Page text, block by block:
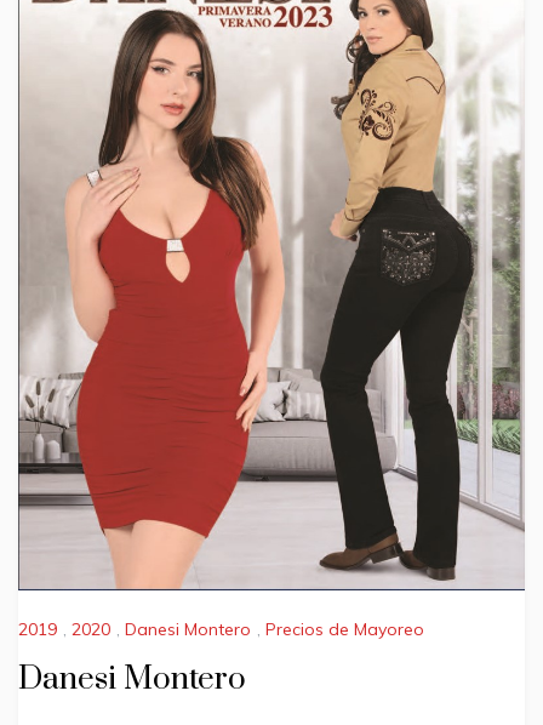
2019 , 2020 , Danesi Montero , Precios de Mayoreo
Danesi Montero